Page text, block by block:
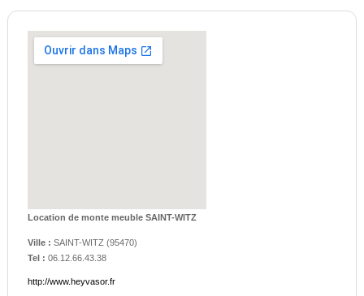
Location de monte meuble SAINT-WITZ
Ville : SAINT-WITZ(95470)
Tel : 06.12.66.43.38
http://www.heyvasor.fr